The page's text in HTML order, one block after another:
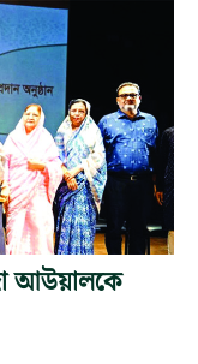
আউয়ালকে